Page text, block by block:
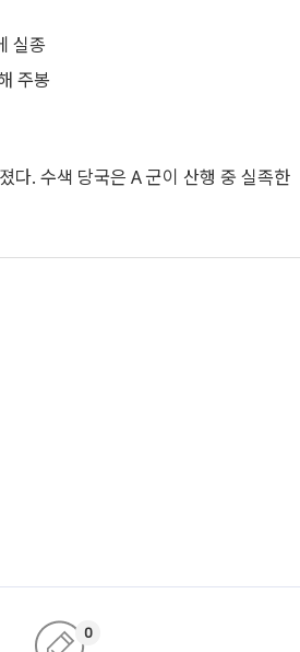
실종
주봉
다. 수색 당국은 A 군이 산행 중 실족한
0